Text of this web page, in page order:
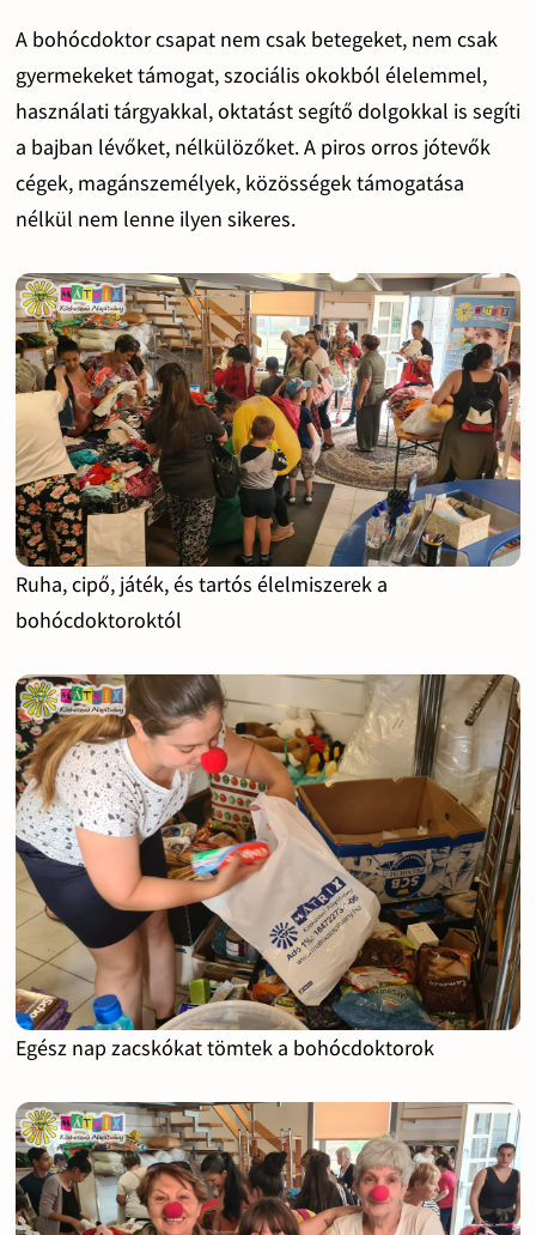
A bohócdoktor csapat nem csak betegeket, nem csak
gyermekeket támogat, szociális okokból élelemmel,
használati tárgyakkal, oktatást segítő dolgokkal is segíti
a bajban lévőket, nélkülözőket. A piros orros jótevők
cégek, magánszemélyek, közösségek támogatása
nélkül nem lenne ilyen sikeres.
Ruha, cipő, játék, és tartós élelmiszerek a
bohócdoktoroktól
Egész nap zacskókat tömtek a bohócdoktorok